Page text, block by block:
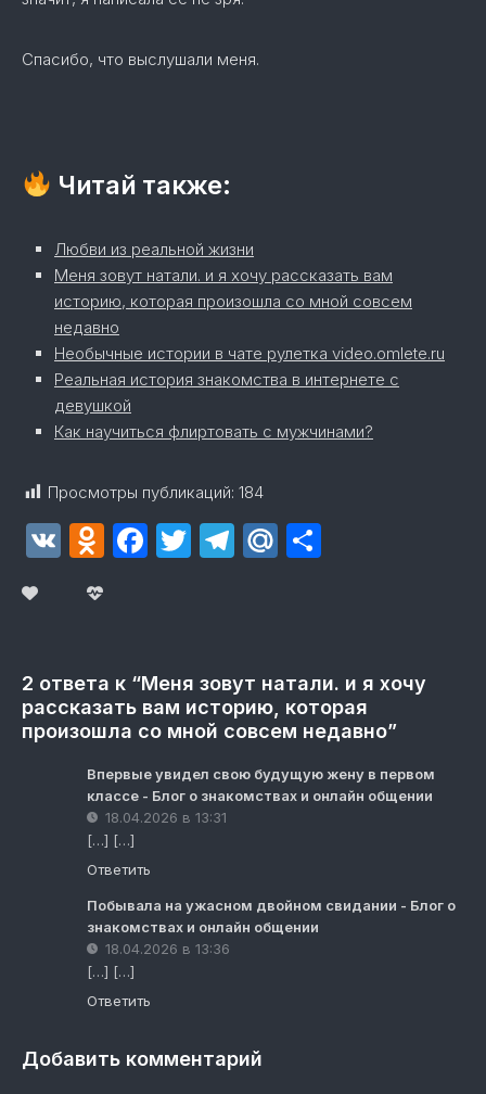
Спасибо, что выслушали меня.
Читай также:
Любви из реальной жизни
Меня зовут натали. и я хочу рассказать вам
историю, которая произошла со мной совсем
недавно
Необычные истории в чате рулетка video.omlete.ru
Реальная история знакомства в интернете с
девушкой
Как научиться флиртовать с мужчинами?
Просмотры публикаций: 184
VK Odnoklassniki
Facebook
Twitter
Telegram
Mail.Ru
2 ответа к “Меня зовут натали. и я хочу
рассказать вам историю, которая
произошла со мной совсем недавно”
Впервые увидел свою будущую жену в первом
классе - Блог о знакомствах и онлайн общении
18.04.2026 в 13:31
[…] […]
Ответить
Побывала на ужасном двойном свидании - Блог о
знакомствах и онлайн общении
18.04.2026 в 13:36
[…] […]
Ответить
Добавить комментарий